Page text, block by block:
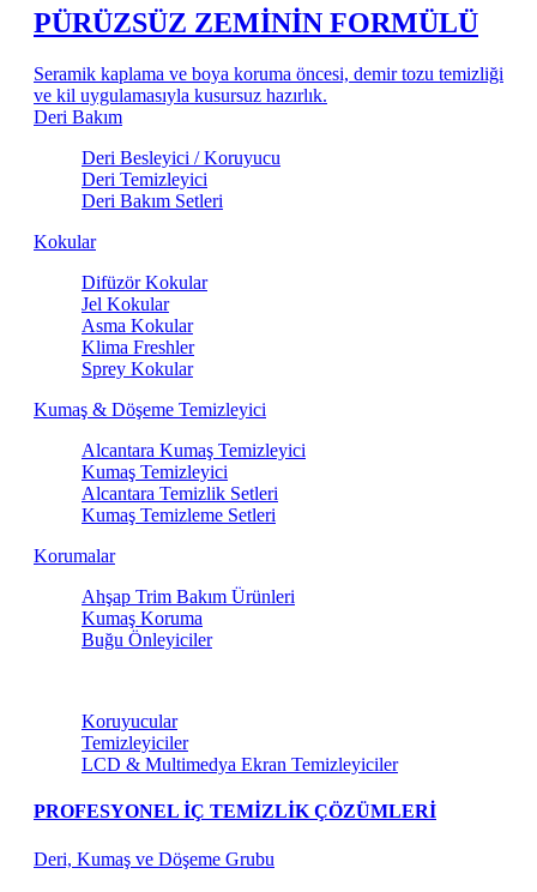
PÜRÜZSÜZ ZEMİNİN FORMÜLÜ
Seramik kaplama ve boya koruma öncesi, demir tozu temizliği
ve kil uygulamasıyla kusursuz hazırlık.
Deri Bakım
Deri Besleyici / Koruyucu
Deri Temizleyici
Deri Bakım Setleri
Kokular
Difüzör Kokular
Jel Kokular
Asma Kokular
Klima Freshler
Sprey Kokular
Kumaş & Döşeme Temizleyici
Alcantara Kumaş Temizleyici
Kumaş Temizleyici
Alcantara Temizlik Setleri
Kumaş Temizleme Setleri
Korumalar
Ahşap Trim Bakım Ürünleri
Kumaş Koruma
Buğu Önleyiciler
Koruyucular
Temizleyiciler
LCD & Multimedya Ekran Temizleyiciler
PROFESYONEL İÇ TEMİZLİK ÇÖZÜMLERİ
Deri, Kumaş ve Döşeme Grubu